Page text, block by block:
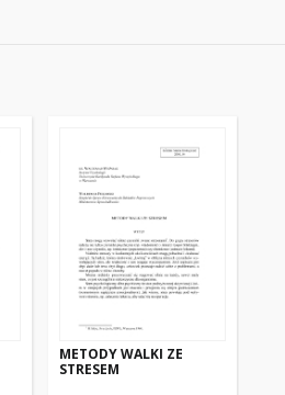
METODY WALKI ZE
STRESEM